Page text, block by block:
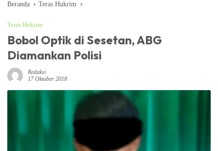
Beranda Teras Hukrim
Teras Hukrim
Bobol Optik di Sesetan, ABG
Diamankan Polisi
Redaksi
17 Oktober 2018